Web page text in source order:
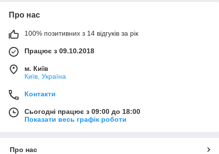
Про нас
100% позитивних з 14 відгуків за рік
Працює з 09.10.2018
м. Київ
Київ, Україна
Контакти
Сьогодні працює з 09:00 до 18:00
Показати весь графік роботи
Про нас